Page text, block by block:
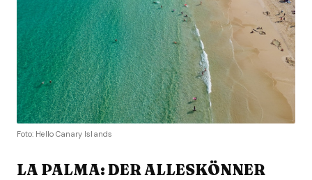
Foto: Hello Canary Islands
LA PALMA: DER ALLESKÖNNER